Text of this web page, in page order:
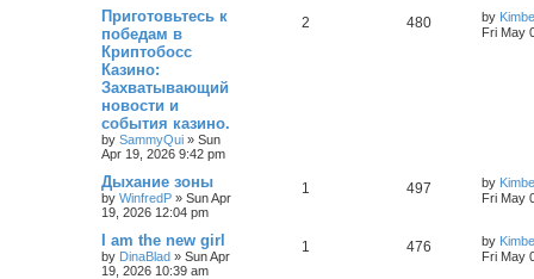
Приготовьтесь к
победам в
Криптобосс
Казино:
Захватывающий
новости и
события казино.
by SammyQui » Sun
Apr 19, 2026 9:42 pm
2 480 by
Fri May
Дыхание зоны
by WinfredP » Sun Apr
19, 2026 12:04 pm
1 497 by
Fri May
I am the new girl
by DinaBlad » Sun Apr
19, 2026 10:39 am
1 476 by
Fri May